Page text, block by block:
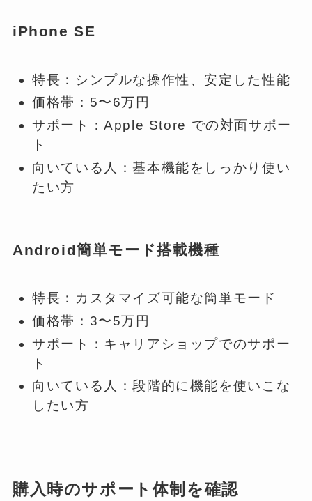
iPhone SE
特長：シンプルな操作性、安定した性能
価格帯：5〜6万円
サポート：Apple Store での対面サポー
ト
向いている人：基本機能をしっかり使い
たい方
Android簡単モード搭載機種
特長：カスタマイズ可能な簡単モード
価格帯：3〜5万円
サポート：キャリアショップでのサポー
ト
向いている人：段階的に機能を使いこな
したい方
購入時のサポート体制を確認